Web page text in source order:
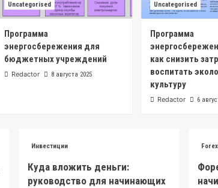
Uncategorised
Программа
энергосбережения для
бюджетных учреждений
Redactor 8 августа 2025
Uncategorised
Программа
как снизить
воспитать
культуру
Redactor 6
Инвестиции
Куда вложить деньги:
руководство для начинающих
Forex